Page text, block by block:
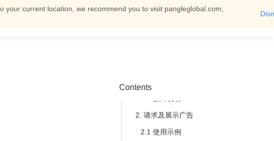
current location, we recommend you to visit pangleglobal.com,
Contents
2. 请求及展示广告
2.1 使用示例